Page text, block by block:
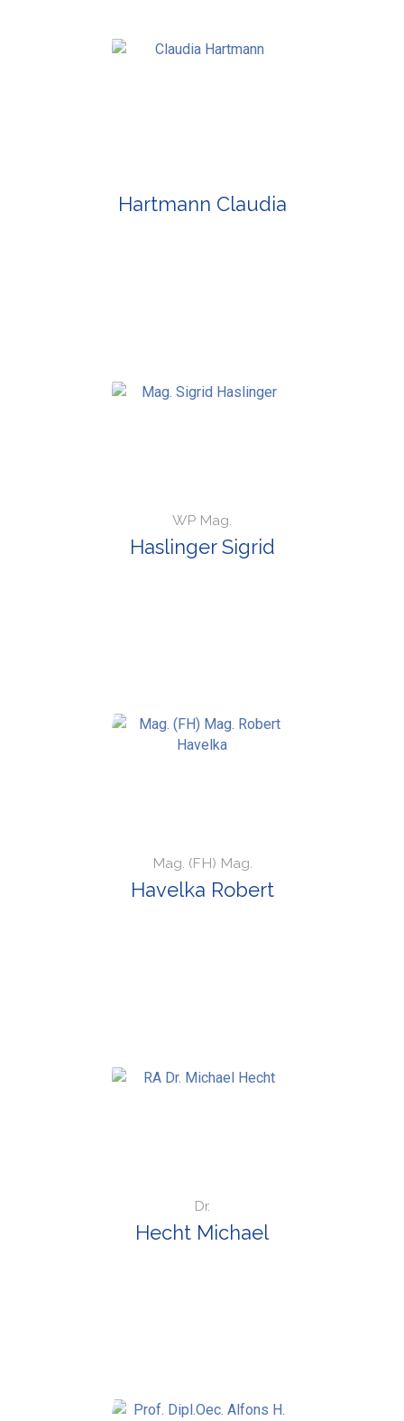
Hartmann Claudia
WP Mag.
Haslinger Sigrid
Mag. (FH) Mag.
Havelka Robert
Dr.
Hecht Michael